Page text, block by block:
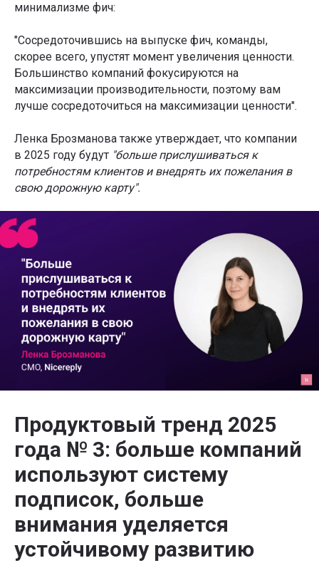
минимализме фич:
"Сосредоточившись на выпуске фич, команды,
скорее всего, упустят момент увеличения ценности.
Большинство компаний фокусируются на
максимизации производительности, поэтому вам
лучше сосредоточиться на максимизации ценности".
Ленка Брозманова также утверждает, что компании
в 2025 году будут "больше прислушиваться к
потребностям клиентов и внедрять их пожелания в
свою дорожную карту".
Продуктовый тренд 2025
года № 3: больше компаний
используют систему
подписок, больше
внимания уделяется
устойчивому развитию